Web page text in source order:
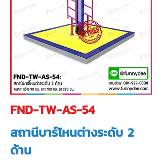
FND-TW-AS-54
สถานีบาร์โหนต่างระดับ 2
ด้าน